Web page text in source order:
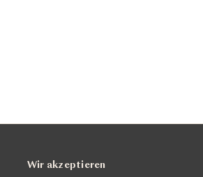
Wir akzeptieren